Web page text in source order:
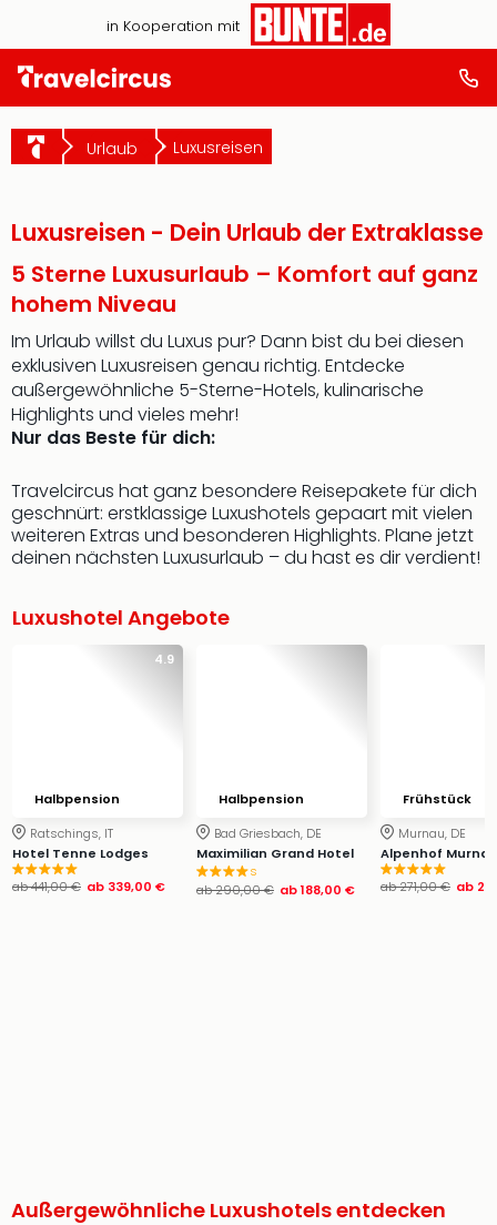
in Kooperation mit
Urlaub Luxusreisen
Luxusreisen - Dein Urlaub der Extraklasse
5 Sterne Luxusurlaub – Komfort auf ganz
hohem Niveau
Im Urlaub willst du Luxus pur? Dann bist du bei diesen
exklusiven Luxusreisen genau richtig. Entdecke
außergewöhnliche 5-Sterne-Hotels, kulinarische
Highlights und vieles mehr!
Nur das Beste für dich:
Travelcircus hat ganz besondere Reisepakete für dich
geschnürt: erstklassige Luxushotels gepaart mit vielen
weiteren Extras und besonderen Highlights. Plane jetzt
deinen nächsten Luxusurlaub – du hast es dir verdient!
Luxushotel Angebote
4.9
Halbpension
Ratschings, IT
Hotel Tenne Lodges
ab441,00 € ab 339,00 €
Halbpension
Bad Griesbach, DE
Maximilian Grand Hotel
s
ab290,00 € ab188,00 €
Frühstück
Murnau, DE
Alpenhof Murnau
ab271,00 € ab
Außergewöhnliche Luxushotels entdecken